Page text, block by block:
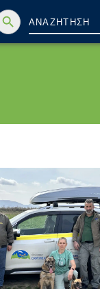
Search
for:
Search Button